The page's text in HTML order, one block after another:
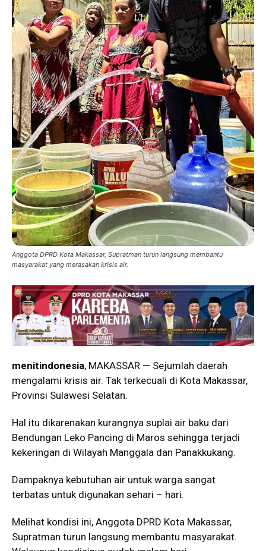
Anggota DPRD Kota Makassar, Supratman turun langsung membantu
masyarakat yang merasakan krisis air.
menitindonesia, MAKASSAR — Sejumlah daerah
mengalami krisis air. Tak terkecuali di Kota Makassar,
Provinsi Sulawesi Selatan.
Hal itu dikarenakan kurangnya suplai air baku dari
Bendungan Leko Pancing di Maros sehingga terjadi
kekeringan di Wilayah Manggala dan Panakkukang.
Dampaknya kebutuhan air untuk warga sangat
terbatas untuk digunakan sehari – hari.
Melihat kondisi ini, Anggota DPRD Kota Makassar,
Supratman turun langsung membantu masyarakat.